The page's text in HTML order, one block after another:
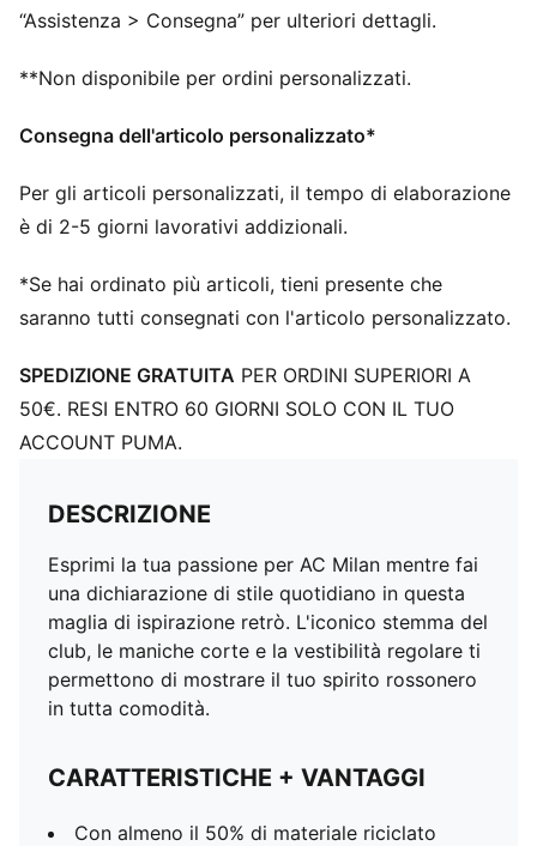
“Assistenza > Consegna” per ulteriori dettagli.
**Non disponibile per ordini personalizzati.
Consegna dell'articolo personalizzato*
Per gli articoli personalizzati, il tempo di elaborazione
è di 2-5 giorni lavorativi addizionali.
*Se hai ordinato più articoli, tieni presente che
saranno tutti consegnati con l'articolo personalizzato.
SPEDIZIONE GRATUITA PER ORDINI SUPERIORI A
50€. RESI ENTRO 60 GIORNI SOLO CON IL TUO
ACCOUNT PUMA.
DESCRIZIONE
Esprimi la tua passione per AC Milan mentre fai
una dichiarazione di stile quotidiano in questa
maglia di ispirazione retrò. L'iconico stemma del
club, le maniche corte e la vestibilità regolare ti
permettono di mostrare il tuo spirito rossonero
in tutta comodità.
CARATTERISTICHE + VANTAGGI
Con almeno il 50% di materiale riciclato